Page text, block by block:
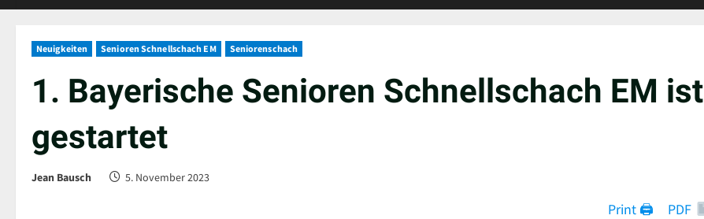
Neuigkeiten Senioren Schnellschach EM Seniorenschach
1. Bayerische Senioren Schnellschach EM ist
gestartet
Jean Bausch 5. November 2023
Print 🖨
PDF